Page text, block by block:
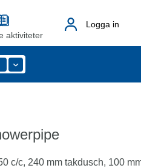
aktiviteter
Logga in
c/c, 240 mm takdusch, 100